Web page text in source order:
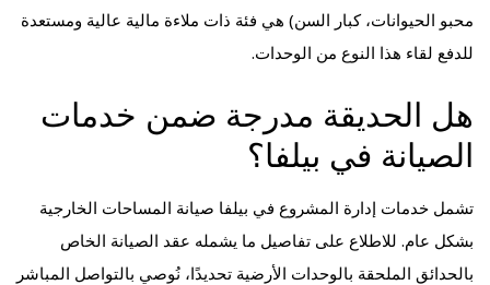
محبو الحيوانات، كبار السن) هي فئة ذات ملاءة مالية عالية ومستعدة
للدفع لقاء هذا النوع من الوحدات.
هل الحديقة مدرجة ضمن خدمات
الصيانة في بيلفا؟
تشمل خدمات إدارة المشروع في بيلفا صيانة المساحات الخارجية
بشكل عام. للاطلاع على تفاصيل ما يشمله عقد الصيانة الخاص
بالحدائق الملحقة بالوحدات الأرضية تحديدًا، نُوصي بالتواصل المباشر